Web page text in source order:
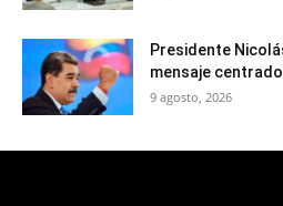
Presidente
mensaje
9 agosto, 2026